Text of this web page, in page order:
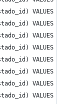
VALUES
VALUES
VALUES
VALUES
VALUES
VALUES
VALUES
VALUES